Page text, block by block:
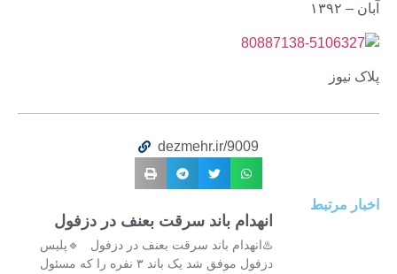
آبان – ۱۳۹۲
پلاک نیوز
dezmehr.ir/9009
اخبار مرتبط
انهدام باند سرقت بعنف در دزفول
♨️انهدام باند سرقت بعنف در دزفول 🔹پلیس
دزفول موفق شد یک باند ۳ نفره را که مسئول